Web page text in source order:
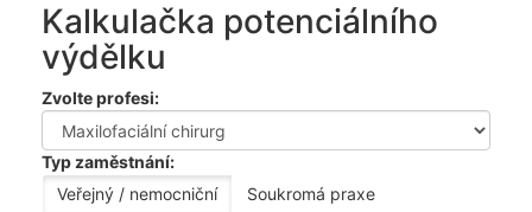
Kalkulačka potenciálního
výdělku
Zvolte profesi:
Typ zaměstnání:
Veřejný / nemocniční
Soukromá praxe